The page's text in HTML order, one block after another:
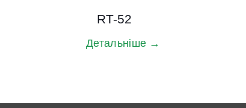
RT-52
Детальніше →